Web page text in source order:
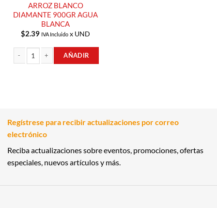
ARROZ BLANCO
DIAMANTE 900GR AGUA
BLANCA
$2.39 IVA Incluido x UND
AÑADIR
Regístrese para recibir actualizaciones por correo
electrónico
Reciba actualizaciones sobre eventos, promociones, ofertas
especiales, nuevos artículos y más.